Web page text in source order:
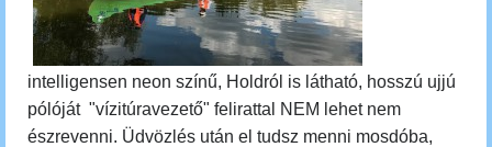
intelligensen neon színű, Holdról is látható, hosszú ujjú
pólóját "vízitúravezető" felirattal NEM lehet nem
észrevenni. Üdvözlés után el tudsz menni mosdóba,